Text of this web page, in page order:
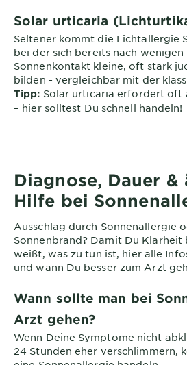
Solar urticaria
Seltener kommt die Lichtallergie
bei der sich bereits nach wenigen
Sonnenkontakt kleine, oft stark
bilden - vergleichbar mit der
Tipp: Solar urticaria erfordert oft
– hier solltest Du schnell handeln!
Diagnose, Dauer
Hilfe bei
Ausschlag durch Sonnenallergie
Sonnenbrand? Damit Du Klarheit
weißt, was zu tun ist, hier alle
und wann Du besser zum Arzt
Wann sollte man bei
Arzt gehen?
Wenn Deine Symptome nicht
24 Stunden eher verschlimmern,